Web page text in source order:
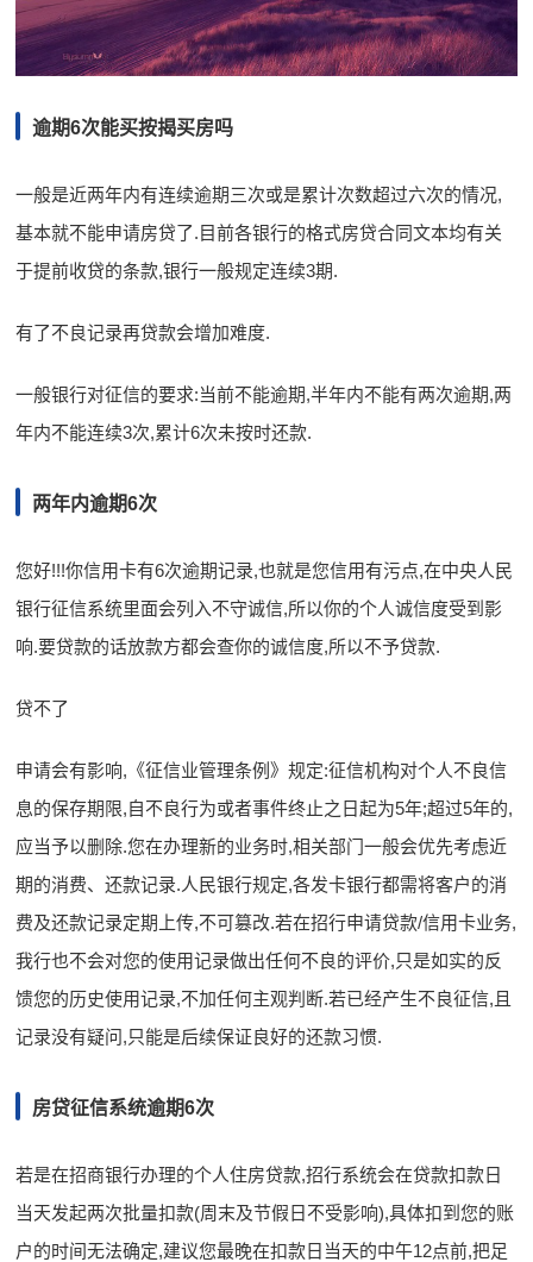
逾期6次能买按揭买房吗
一般是近两年内有连续逾期三次或是累计次数超过六次的情况,
基本就不能申请房贷了.目前各银行的格式房贷合同文本均有关
于提前收贷的条款,银行一般规定连续3期.
有了不良记录再贷款会增加难度.
一般银行对征信的要求:当前不能逾期,半年内不能有两次逾期,两
年内不能连续3次,累计6次未按时还款.
两年内逾期6次
您好!!!你信用卡有6次逾期记录,也就是您信用有污点,在中央人民
银行征信系统里面会列入不守诚信,所以你的个人诚信度受到影
响.要贷款的话放款方都会查你的诚信度,所以不予贷款.
贷不了
申请会有影响,《征信业管理条例》规定:征信机构对个人不良信
息的保存期限,自不良行为或者事件终止之日起为5年;超过5年的,
应当予以删除.您在办理新的业务时,相关部门一般会优先考虑近
期的消费、还款记录.人民银行规定,各发卡银行都需将客户的消
费及还款记录定期上传,不可篡改.若在招行申请贷款/信用卡业务,
我行也不会对您的使用记录做出任何不良的评价,只是如实的反
馈您的历史使用记录,不加任何主观判断.若已经产生不良征信,且
记录没有疑问,只能是后续保证良好的还款习惯.
房贷征信系统逾期6次
若是在招商银行办理的个人住房贷款,招行系统会在贷款扣款日
当天发起两次批量扣款(周末及节假日不受影响),具体扣到您的账
户的时间无法确定,建议您最晚在扣款日当天的中午12点前,把足